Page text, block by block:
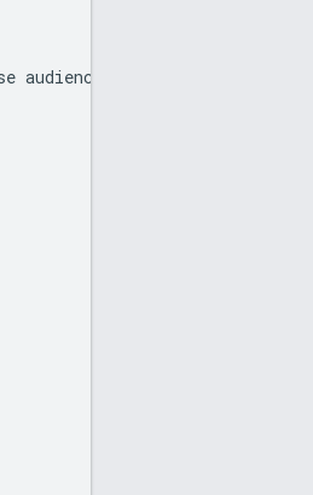
that our products